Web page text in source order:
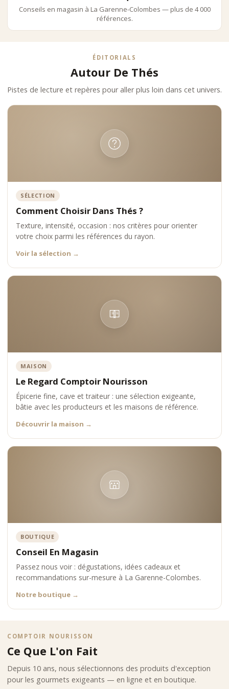
rivaliser avec les grandes institutions historiques et les leaders
Conseils en magasin à La Garenne-Colombes — plus de 4 000
références.
ÉDITORIALS
Autour De Thés
Pistes de lecture et repères pour aller plus loin dans cet univers.
SÉLECTION
Comment Choisir Dans Thés ?
Texture, intensité, occasion : nos critères pour orienter
votre choix parmi les références du rayon.
Voir la sélection →
MAISON
Le Regard Comptoir Nourisson
Épicerie fine, cave et traiteur : une sélection exigeante,
bâtie avec les producteurs et les maisons de référence.
Découvrir la maison →
BOUTIQUE
Conseil En Magasin
Passez nous voir : dégustations, idées cadeaux et
recommandations sur-mesure à La Garenne-Colombes.
Notre boutique →
COMPTOIR NOURISSON
Ce Que L'on Fait
Depuis 10 ans, nous sélectionnons des produits d'exception
pour les gourmets exigeants — en ligne et en boutique.